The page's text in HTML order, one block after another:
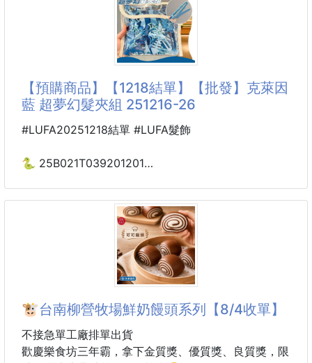
歐萊德推出 四胜肽養髮液系列，依照不同頭皮需求打
造專屬配方，結合四胜肽賦活因子與多種植物萃取，幫
助維持頭皮健康環境，讓秀髮展現自然豐盈光采。
💜 四胜肽經典養髮液 45ml
✔ 專為壓力型頭皮設計
✔ 添加四胜肽平衡因子、自癒草萃取
✔ 薰衣草舒壓香氛，夜晚保養更放鬆
🌸 四胜肽賦活養髮液（女士）45ml
✔ 專為女性頭皮設計
✔ 添加山金車、水芹、迷迭香
【預購商品】【1218結單】【批發】克萊因
藍 超夢幻髮夾組 251216-26
#LUFA20251218結單 #LUFA髮飾
🐍 25B021T039201201
多款造型，紮高馬尾、盤髮時混著用，頭髮瞬間變“氛
圍感髮型”，自拍都不用加濾鏡🥰
夾齒做了防滑紋路，碎髮、厚髮都能牢牢夾住，蹦跶半
天也不會掉；夾子邊緣打磨光滑，不會像劣質髮夾那樣
夾得頭皮疼，敏感頭皮也能安心用～
🐮台南柳營牧場鮮奶饅頭系列【8/4收單】
不接急單工廠排單出貨
歡慶樂食坊三年霸，拿下金質獎、優質獎、良質獎，限